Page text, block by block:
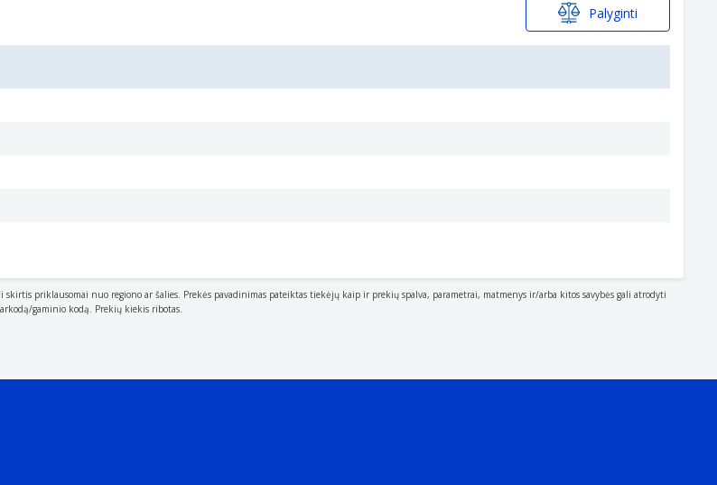
Palyginti
priklausomai nuo regiono ar šalies. Prekės pavadinimas pateiktas tiekėjų kaip ir prekių spalva, parametrai, matmenys ir/arba kitos savybės gali atrodyti
gaminio kodą. Prekių kiekis ribotas.